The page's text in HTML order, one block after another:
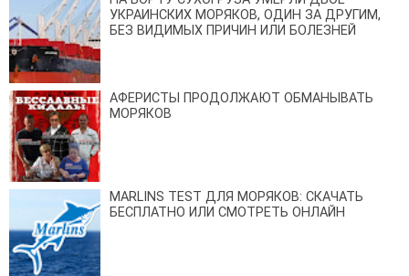
УКРАИНСКИХ МОРЯКОВ, ОДИН ЗА ДРУГИМ,
БЕЗ ВИДИМЫХ ПРИЧИН ИЛИ БОЛЕЗНЕЙ
АФЕРИСТЫ ПРОДОЛЖАЮТ ОБМАНЫВАТЬ
МОРЯКОВ
MARLINS TEST ДЛЯ МОРЯКОВ: СКАЧАТЬ
БЕСПЛАТНО ИЛИ СМОТРЕТЬ ОНЛАЙН